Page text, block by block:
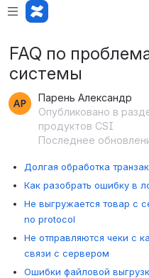
FAQ по
системы
Парень Александр
Опубликовано в
продуктов CSI
Последнее
Долгая обработка
Как разобрать ошибку в
Не выгружается товар с
no protocol
Не отправляются чеки с
связи с сервером
Ошибки файловой